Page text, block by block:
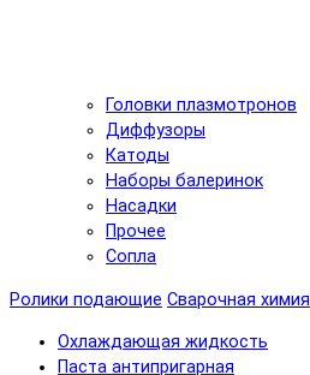
Головки плазмотронов
Диффузоры
Катоды
Наборы балеринок
Насадки
Прочее
Сопла
Ролики подающие Сварочная химия
Охлаждающая жидкость
Паста антипригарная